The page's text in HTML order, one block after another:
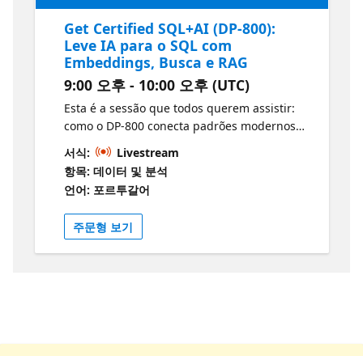
Get Certified SQL+AI (DP-800):
Leve IA para o SQL com
Embeddings, Busca e RAG
9:00 오후 - 10:00 오후 (UTC)
Esta é a sessão que todos querem assistir:
como o DP-800 conecta padrões modernos
de IA diretamente às suas soluções SQL.
Vamos explicar o que o exame espera sobre
embeddings, vetores, busca inteligente e
retrieval augmented generation (RAG)
traduzindo tudo em conceitos práticos e
aplicáveis.
서식:
Livestream
항목: 데이터 및 분석
언어: 포르투갈어
주문형 보기